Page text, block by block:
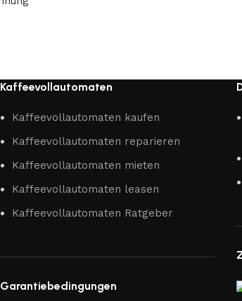
Kaffeevollautomaten
Kaffeevollautomaten kaufen
Kaffeevollautomaten reparieren
Kaffeevollautomaten mieten
Kaffeevollautomaten leasen
Kaffeevollautomaten Ratgeber
Garantiebedingungen